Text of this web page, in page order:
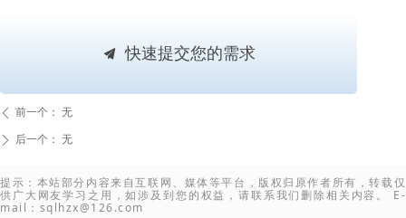
ꄴ 前一个： 无
ꄲ 后一个： 无
提示：本站部分内容来自互联网、媒体等平台，版权归原作者所有，转载仅
供广大网友学习之用，如涉及到您的权益，请联系我们删除相关内容。 E-
mail：sqlhzx@126.com
끔 快速提交您的需求